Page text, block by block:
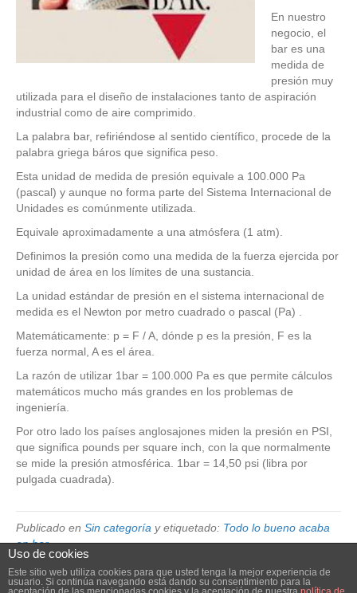
En nuestro
negocio, el
bar es una
medida de
presión muy
utilizada para el diseño de instalaciones tanto de aspiración
industrial como de aire comprimido.
La palabra bar, refiriéndose al sentido científico, procede de la
palabra griega báros que significa peso.
Esta unidad de medida de presión equivale a 100.000 Pa
(pascal) y aunque no forma parte del Sistema Internacional de
Unidades es comúnmente utilizada.
Equivale aproximadamente a una atmósfera (1 atm).
Definimos la presión como una medida de la fuerza ejercida por
unidad de área en los límites de una sustancia.
La unidad estándar de presión en el sistema internacional de
medida es el Newton por metro cuadrado o pascal (Pa) .
Matemáticamente: p = F / A, dónde p es la presión, F es la
fuerza normal, A es el área.
La razón de utilizar 1bar = 100.000 Pa es que permite cálculos
matemáticos mucho más grandes en los problemas de
ingeniería.
Por otro lado los países anglosajones miden la presión en PSI,
que significa pounds per square inch, con la que normalmente
se mide la presión atmosférica. 1bar = 14,50 psi (libra por
pulgada cuadrada).
Publicado en Sin categoría y etiquetado: Todo lo bueno acaba
en bar
© 2026 Elube. Aspiración y Filtración Industrial. |Powered byBeaver
Uso de cookies
Este sitio web utiliza cookies para que usted tenga la mejor experiencia de
usuario. Si continúa navegando está dando su consentimiento para la